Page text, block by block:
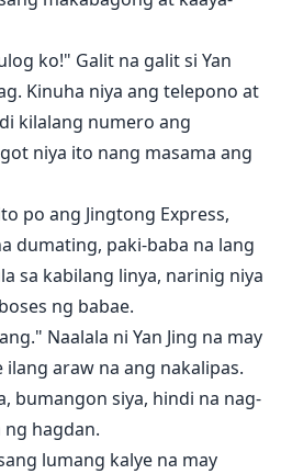
ko!" Galit na galit si Yan
Kinuha niya ang telepono at
kilalang numero ang
niya ito nang masama ang
po ang Jingtong Express,
dumating, paki-baba na lang
sa kabilang linya, narinig niya
ng babae.
Naalala ni Yan Jing na may
araw na ang nakalipas.
bumangon siya, hindi na nag-
hagdan.
lumang kalye na may